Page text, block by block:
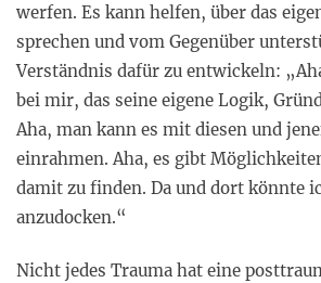
werfen. Es kann helfen, über das
sprechen und vom Gegenüber
Verständnis dafür zu entwickeln:
bei mir, das seine eigene Logik,
Aha, man kann es mit diesen und
einrahmen. Aha, es gibt
damit zu finden. Da und dort könnte
anzudocken.“
Nicht jedes Trauma hat eine